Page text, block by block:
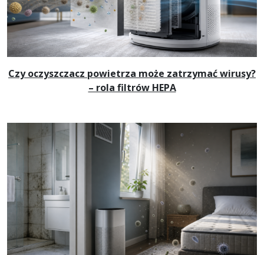
Czy oczyszczacz powietrza może zatrzymać wirusy?
– rola filtrów HEPA